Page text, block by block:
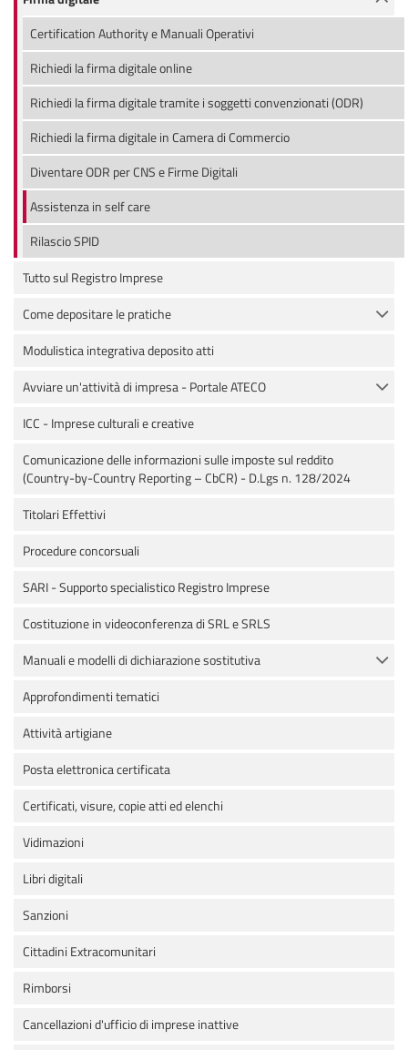
Certification Authority e Manuali Operativi
Richiedi la firma digitale online
Richiedi la firma digitale tramite i soggetti convenzionati (ODR)
Richiedi la firma digitale in Camera di Commercio
Diventare ODR per CNS e Firme Digitali
Assistenza in self care
Rilascio SPID
Tutto sul Registro Imprese
Come depositare le pratiche
Modulistica integrativa deposito atti
Avviare un'attività di impresa - Portale ATECO
ICC - Imprese culturali e creative
Comunicazione delle informazioni sulle imposte sul reddito
(Country-by-Country Reporting – CbCR) - D.Lgs n. 128/2024
Titolari Effettivi
Procedure concorsuali
SARI - Supporto specialistico Registro Imprese
Costituzione in videoconferenza di SRL e SRLS
Manuali e modelli di dichiarazione sostitutiva
Approfondimenti tematici
Attività artigiane
Posta elettronica certificata
Certificati, visure, copie atti ed elenchi
Vidimazioni
Libri digitali
Sanzioni
Cittadini Extracomunitari
Rimborsi
Cancellazioni d'ufficio di imprese inattive